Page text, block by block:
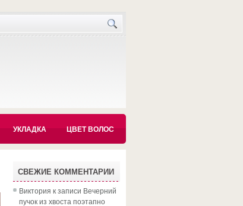
УКЛАДКА ЦВЕТ ВОЛОС
СВЕЖИЕ КОММЕНТАРИИ
Виктория к записи Вечерний
пучок из хвоста поэтапно